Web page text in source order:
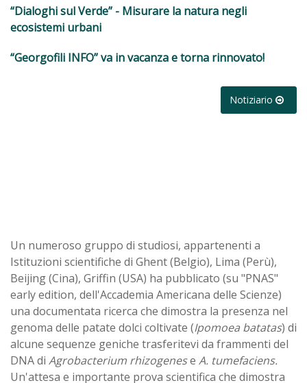
“Dialoghi sul Verde” - Misurare la natura negli
ecosistemi urbani
“Georgofili INFO” va in vacanza e torna rinnovato!
Notiziario
Un numeroso gruppo di studiosi, appartenenti a
Istituzioni scientifiche di Ghent (Belgio), Lima (Perù),
Beijing (Cina), Griffin (USA) ha pubblicato (su "PNAS"
early edition, dell'Accademia Americana delle Scienze)
una documentata ricerca che dimostra la presenza nel
genoma delle patate dolci coltivate (Ipomoea batatas) di
alcune sequenze geniche trasferitevi da frammenti del
DNA di Agrobacterium rhizogenese A. tumefaciens.
Un'attesa e importante prova scientifica che dimostra